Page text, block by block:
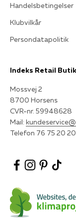
Handelsbetingelser
Klubvilkår
Persondatapolitik
Indeks Retail
Mossvej 2
8700 Horsens
CVR-nr. 59948628
Mail:
Telefon 76 75 20 20